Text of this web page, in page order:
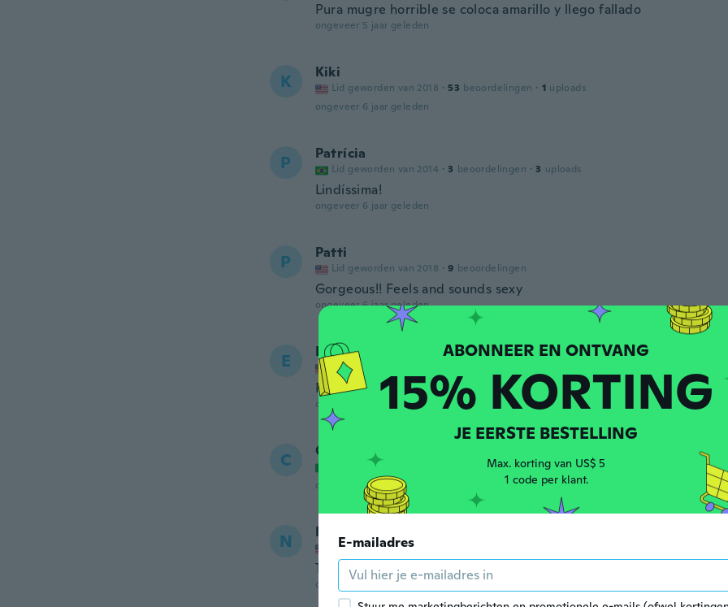
Pura mugre horrible se coloca amarillo y llego fallado
ongeveer 5 jaar geleden
K Kiki
Lid geworden van 2018 · 53 beoordelingen · 1 uploads
ongeveer 6 jaar geleden
P Patrícia
Lid geworden van 2014 · 3 beoordelingen · 3 uploads
Lindíssima!
ongeveer 6 jaar geleden
P Patti
Lid geworden van 2018 · 9 beoordelingen
Gorgeous!! Feels and sounds sexy
ongeveer 6 jaar geleden
E Edwarda
Lid geworden van 2017
Perfect and just the right size on my ankle
ongeveer 6 jaar geleden
C Carlo
Lid geworden van 2016
beoordelingen
ongeveer 6 jaar geleden
N Nicole
Lid geworden van 2019
Took it apart for parts
ongeveer 6 jaar geleden
15% KORTING
JE EERSTE BESTELLING
Max. korting van US$ 5
1 code per klant.
E-mailadres